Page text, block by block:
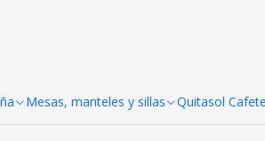
Mesas, manteles y sillas Quitasol